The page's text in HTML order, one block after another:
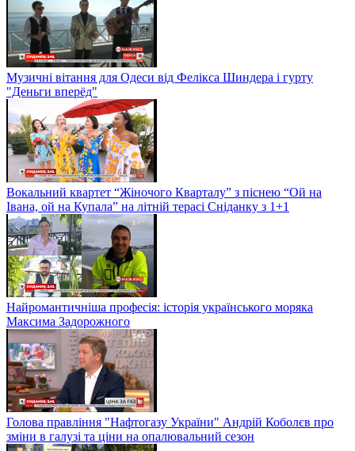
Музичні вітання для Одеси від Фелікса Шиндера і гурту
"Деньги вперёд"
Вокальний квартет “Жіночого Кварталу” з піснею “Ой на
Івана, ой на Купала” на літній терасі Сніданку з 1+1
Найромантичніша професія: історія українського моряка
Максима Задорожного
Голова правління "Нафтогазу України" Андрій Коболєв про
зміни в галузі та ціни на опалювальний сезон